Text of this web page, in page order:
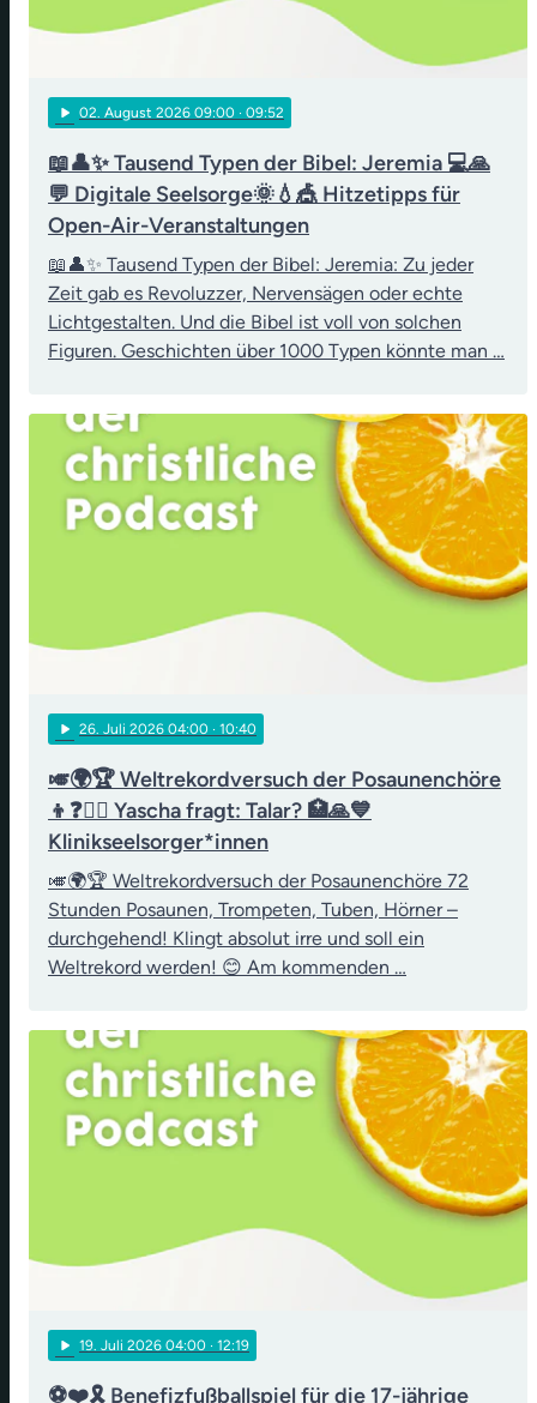
play_arrow 02. August 2026 09:00 · 09:52
📖👤✨ Tausend Typen der Bibel: Jeremia 💻🙏
💬 Digitale Seelsorge🌞💧🎪 Hitzetipps für
Open-Air-Veranstaltungen
📖👤✨ Tausend Typen der Bibel: Jeremia: Zu jeder
Zeit gab es Revoluzzer, Nervensägen oder echte
Lichtgestalten. Und die Bibel ist voll von solchen
Figuren. Geschichten über 1000 Typen könnte man …
play_arrow 26. Juli 2026 04:00 · 10:40
🎺🌍🏆 Weltrekordversuch der Posaunenchöre
👦❓👨‍⚖️ Yascha fragt: Talar? 🏥🙏💙
Klinikseelsorger*innen
🎺🌍🏆 Weltrekordversuch der Posaunenchöre 72
Stunden Posaunen, Trompeten, Tuben, Hörner –
durchgehend! Klingt absolut irre und soll ein
Weltrekord werden! 😊 Am kommenden …
play_arrow 19. Juli 2026 04:00 · 12:19
⚽❤️🎗️ Benefizfußballspiel für die 17-jährige